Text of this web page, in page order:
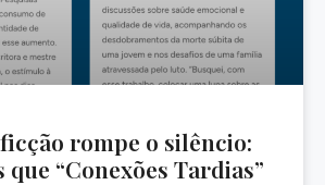
rompe o silêncio:
que “Conexões Tardias”